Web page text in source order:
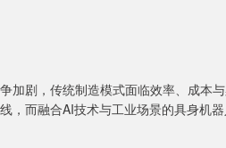
加剧，传统制造模式面临效率、成本
，而融合AI技术与工业场景的具身机